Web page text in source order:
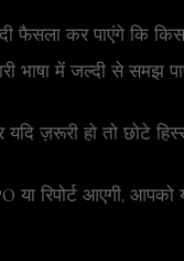
कर पाएंगे कि किस
भाषा में जल्दी से
ज़रूरी हो तो छोटे
रिपोर्ट आएगी,